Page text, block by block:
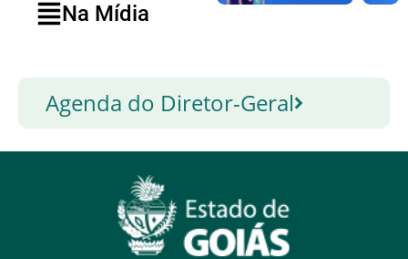
Na Mídia
Agenda do Diretor-Geral